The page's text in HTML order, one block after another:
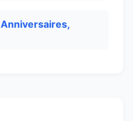
Anniversaires,